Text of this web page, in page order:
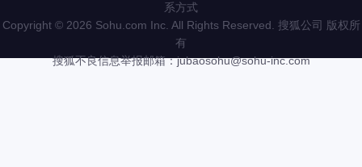
系方式
Copyright © 2026 Sohu.com Inc. All Rights Reserved. 搜狐公司 版权所
有
搜狐不良信息举报邮箱：jubaosohu@sohu-inc.com